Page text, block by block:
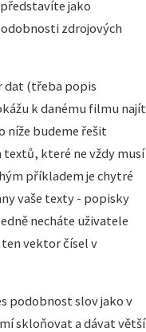
jako
zdrojových
dat (třeba popis
k danému filmu najít
níže budeme řešit
které ne vždy musí
příkladem je chytré
vaše texty - popisky
necháte uživatele
vektor čísel v
podobnost slov jako v
skloňovat a dávat větší